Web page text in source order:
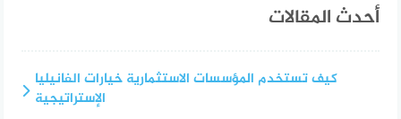
أحدث المقالات
كيف تستخدم المؤسسات الاستثمارية خيارات الفانيليا
الإستراتيجية